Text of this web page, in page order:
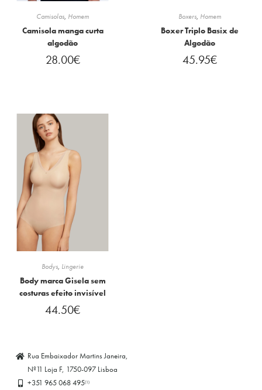
Camisolas, Homem
Camisola manga curta
algodão
28.00€
Boxers, Homem
Boxer Triplo Basix de
Algodão
45.95€
Bodys, Lingerie
Body marca Gisela sem
costuras efeito invisível
44.50€
Rua Embaixador Martins Janeira,
Nº11 Loja F, 1750-097 Lisboa
+351 965 068 495(1)